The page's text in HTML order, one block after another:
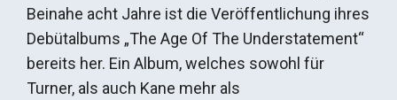
Beinahe acht Jahre ist die Veröffentlichung ihres
Debütalbums „The Age Of The Understatement“
bereits her. Ein Album, welches sowohl für
Turner, als auch Kane mehr als